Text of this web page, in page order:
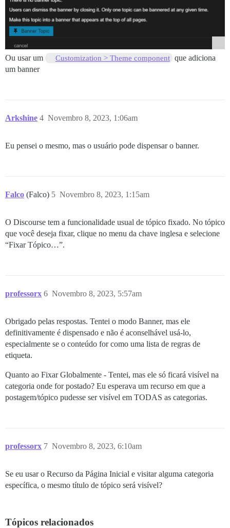
Ou usar um Customization > Theme component que adiciona
um banner
Arkshine Novembro 8, 2023, 1:06am
4
Eu pensei o mesmo, mas o usuário pode dispensar o banner.
Falco (Falco) Novembro 8, 2023, 1:15am
5
O Discourse tem a funcionalidade usual de tópico fixado. No tópico
que você deseja fixar, clique no menu da chave inglesa e selecione
“Fixar Tópico…”.
professorx Novembro 8, 2023, 5:57am
6
Obrigado pelas respostas. Tentei o modo Banner, mas ele
definitivamente é dispensado e não é aconselhável usá-lo,
especialmente se o conteúdo for como uma lista de regras de
etiqueta.
Quanto ao Fixar Globalmente - Tentei, mas ele só ficará visível na
categoria onde for postado? Eu esperava um recurso em que a
postagem/tópico pudesse ser visível em TODAS as categorias.
professorx Novembro 8, 2023, 6:10am
7
Se eu usar o Recurso da Página Inicial e visitar alguma categoria
específica, o mesmo título de tópico será visível?
Tópicos relacionados